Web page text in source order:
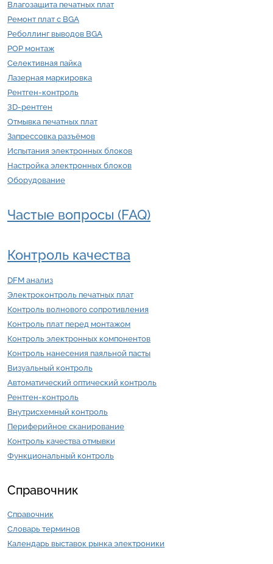
Влагозащита печатных плат
Ремонт плат с BGA
Реболлинг выводов BGA
POP монтаж
Селективная пайка
Лазерная маркировка
Рентген-контроль
3D-рентген
Отмывка печатных плат
Запрессовка разъёмов
Испытания электронных блоков
Настройка электронных блоков
Оборудование
Частые вопросы (FAQ)
Контроль качества
DFM анализ
Электроконтроль печатных плат
Контроль волнового сопротивления
Контроль плат перед монтажом
Контроль электронных компонентов
Контроль нанесения паяльной пасты
Визуальный контроль
Автоматический оптический контроль
Рентген-контроль
Внутрисхемный контроль
Периферийное сканирование
Контроль качества отмывки
Функциональный контроль
Справочник
Справочник
Словарь терминов
Календарь выставок рынка электроники